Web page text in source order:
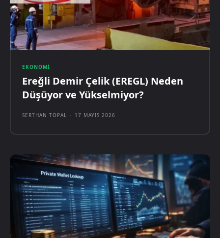
EKONOMI
Ereğli Demir Çelik (EREGL) Neden
Düşüyor ve Yükselmiyor?
SERTHAN TOPAL - 17 MAYIS 2026